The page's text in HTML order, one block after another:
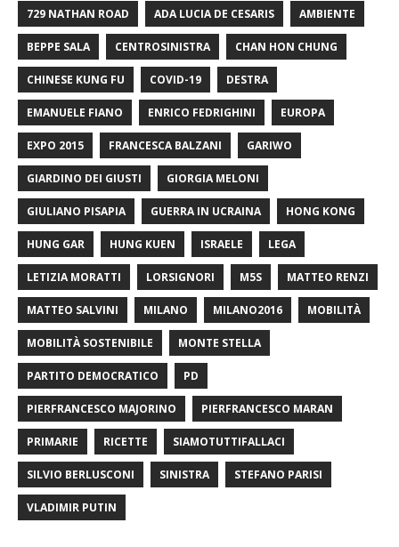
729 NATHAN ROAD ADA LUCIA DE CESARIS AMBIENTE
BEPPE SALA CENTROSINISTRA CHAN HON CHUNG
CHINESE KUNG FU COVID-19 DESTRA
EMANUELE FIANO ENRICO FEDRIGHINI EUROPA
EXPO 2015 FRANCESCA BALZANI GARIWO
GIARDINO DEI GIUSTI GIORGIA MELONI
GIULIANO PISAPIA GUERRA IN UCRAINA HONG KONG
HUNG GAR HUNG KUEN ISRAELE LEGA
LETIZIA MORATTI LORSIGNORI M5S MATTEO RENZI
MATTEO SALVINI MILANO MILANO2016 MOBILITÀ
MOBILITÀ SOSTENIBILE MONTE STELLA
PARTITO DEMOCRATICO PD
PIERFRANCESCO MAJORINO PIERFRANCESCO MARAN
PRIMARIE RICETTE SIAMOTUTTIFALLACI
SILVIO BERLUSCONI SINISTRA STEFANO PARISI
VLADIMIR PUTIN